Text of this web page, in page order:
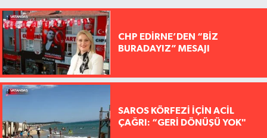
CHP EDİRNE’DEN “BİZ
BURADAYIZ” MESAJI
SAROS KÖRFEZİ İÇİN ACİL
ÇAĞRI: “GERİ DÖNÜŞÜ YOK"